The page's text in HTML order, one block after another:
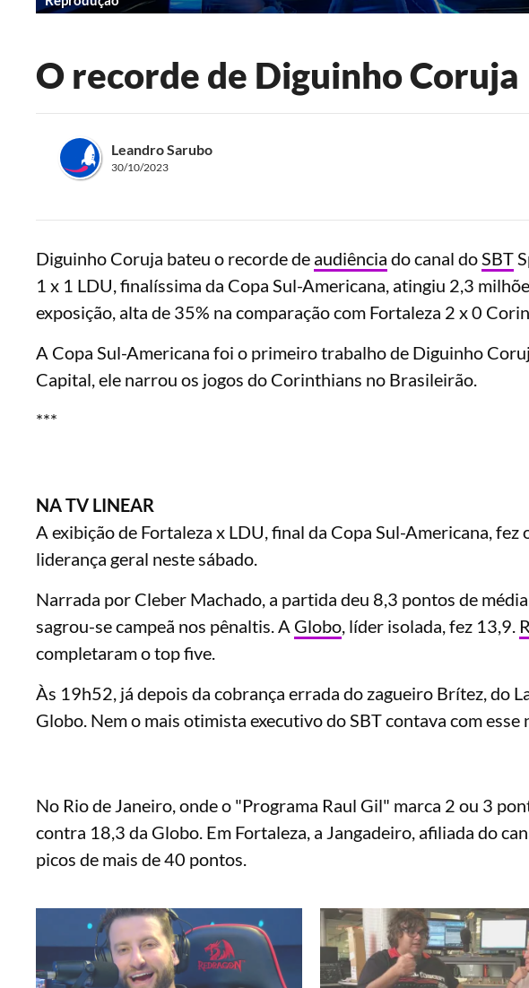
O recorde de Diguinho Coruja
Leandro Sarubo
30/10/2023
Diguinho Coruja bateu o recorde de audiência do canal do SBT
1 x 1 LDU, finalíssima da Copa Sul-Americana, atingiu 2,3
exposição, alta de 35% na comparação com Fortaleza 2 x 0
A Copa Sul-Americana foi o primeiro trabalho de Diguinho
Capital, ele narrou os jogos do Corinthians no Brasileirão.
***
NA TV LINEAR
A exibição de Fortaleza x LDU, final da Copa Sul-Americana,
liderança geral neste sábado.
Narrada por Cleber Machado, a partida deu 8,3 pontos de
sagrou-se campeã nos pênaltis. A Globo, líder isolada, fez 13,9.
completaram o top five.
Às 19h52, já depois da cobrança errada do zagueiro Brítez, do
Globo. Nem o mais otimista executivo do SBT contava com esse
No Rio de Janeiro, onde o "Programa Raul Gil" marca 2 ou 3
contra 18,3 da Globo. Em Fortaleza, a Jangadeiro, afiliada do
picos de mais de 40 pontos.